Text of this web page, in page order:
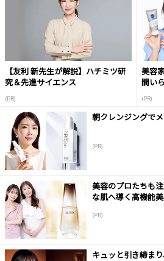
【友利 新先生が解説】ハチミツ研
究＆先進サイエンス
(PR)
美容
間い
(PR)
朝クレンジングで
(PR)
美容のプロたちも
な肌へ導く高機能
(PR)
キュッと引き締ま